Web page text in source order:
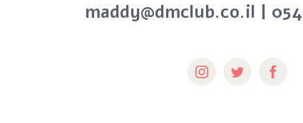
maddy@dmclub.co.il |